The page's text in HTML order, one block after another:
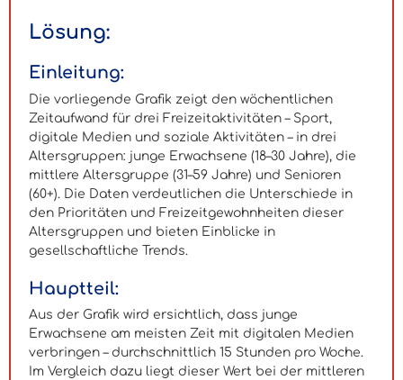
Lösung:
Einleitung:
Die vorliegende Grafik zeigt den wöchentlichen
Zeitaufwand für drei Freizeitaktivitäten – Sport,
digitale Medien und soziale Aktivitäten – in drei
Altersgruppen: junge Erwachsene (18–30 Jahre), die
mittlere Altersgruppe (31–59 Jahre) und Senioren
(60+). Die Daten verdeutlichen die Unterschiede in
den Prioritäten und Freizeitgewohnheiten dieser
Altersgruppen und bieten Einblicke in
gesellschaftliche Trends.
Hauptteil:
Aus der Grafik wird ersichtlich, dass junge
Erwachsene am meisten Zeit mit digitalen Medien
verbringen – durchschnittlich 15 Stunden pro Woche.
Im Vergleich dazu liegt dieser Wert bei der mittleren